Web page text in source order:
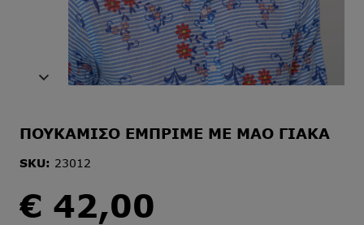
ΠΟΥΚΑΜΙΣΟ ΕΜΠΡΙΜΕ ΜΕ ΜΑΟ ΓΙΑΚΑ
SKU: 23012
€ 42,00